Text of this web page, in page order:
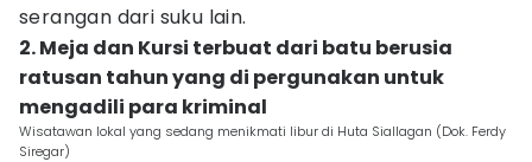
serangan dari suku lain.
2. Meja dan Kursi terbuat dari batu berusia
ratusan tahun yang di pergunakan untuk
mengadili para kriminal
Wisatawan lokal yang sedang menikmati libur di Huta Siallagan (Dok. Ferdy
Siregar)